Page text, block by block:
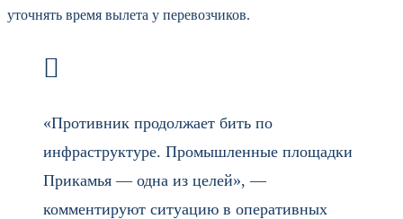
уточнять время вылета у перевозчиков.
«Противник продолжает бить по
инфраструктуре. Промышленные площадки
Прикамья — одна из целей», —
комментируют ситуацию в оперативных